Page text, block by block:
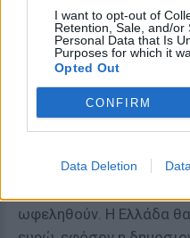
I want to opt-out of
Retention, Sale, and/or
Personal Data that Is
Purposes for which it
Opted Out
CONFIRM
Data Deletion
Γερμανία μόνο θα
¶νγκελα Μέρκελ και ο
στην ιστορία ως οι
«losers».
Οι πιστωτές
μπορεί να αλλάξει
ωφεληθούν. Η Ελλάδα